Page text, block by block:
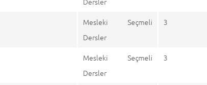
Mesleki Seçmeli
Dersler
3
Mesleki Seçmeli
Dersler
3